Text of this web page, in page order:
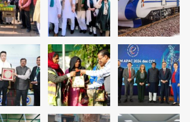
रोहित चौधरी गैंग का कुख्यात बदमाश
राजस्थान से गिरफ्तार
Team JHJ